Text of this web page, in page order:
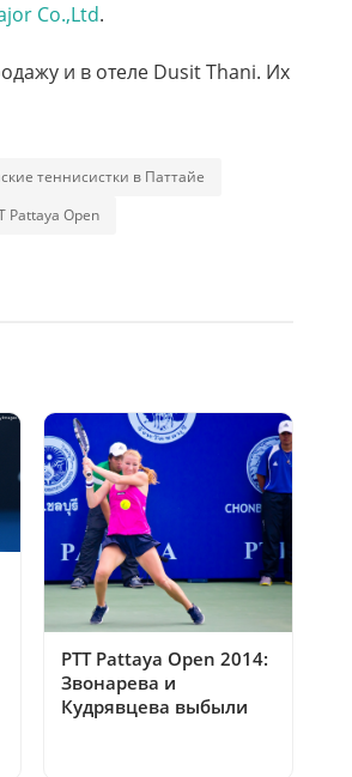
Co.,Ltd.
и в отеле Dusit Thani. Их
теннисистки в Паттайе
Pattaya Open
PTT Pattaya Open 2014:
Звонарева и
Кудрявцева выбыли